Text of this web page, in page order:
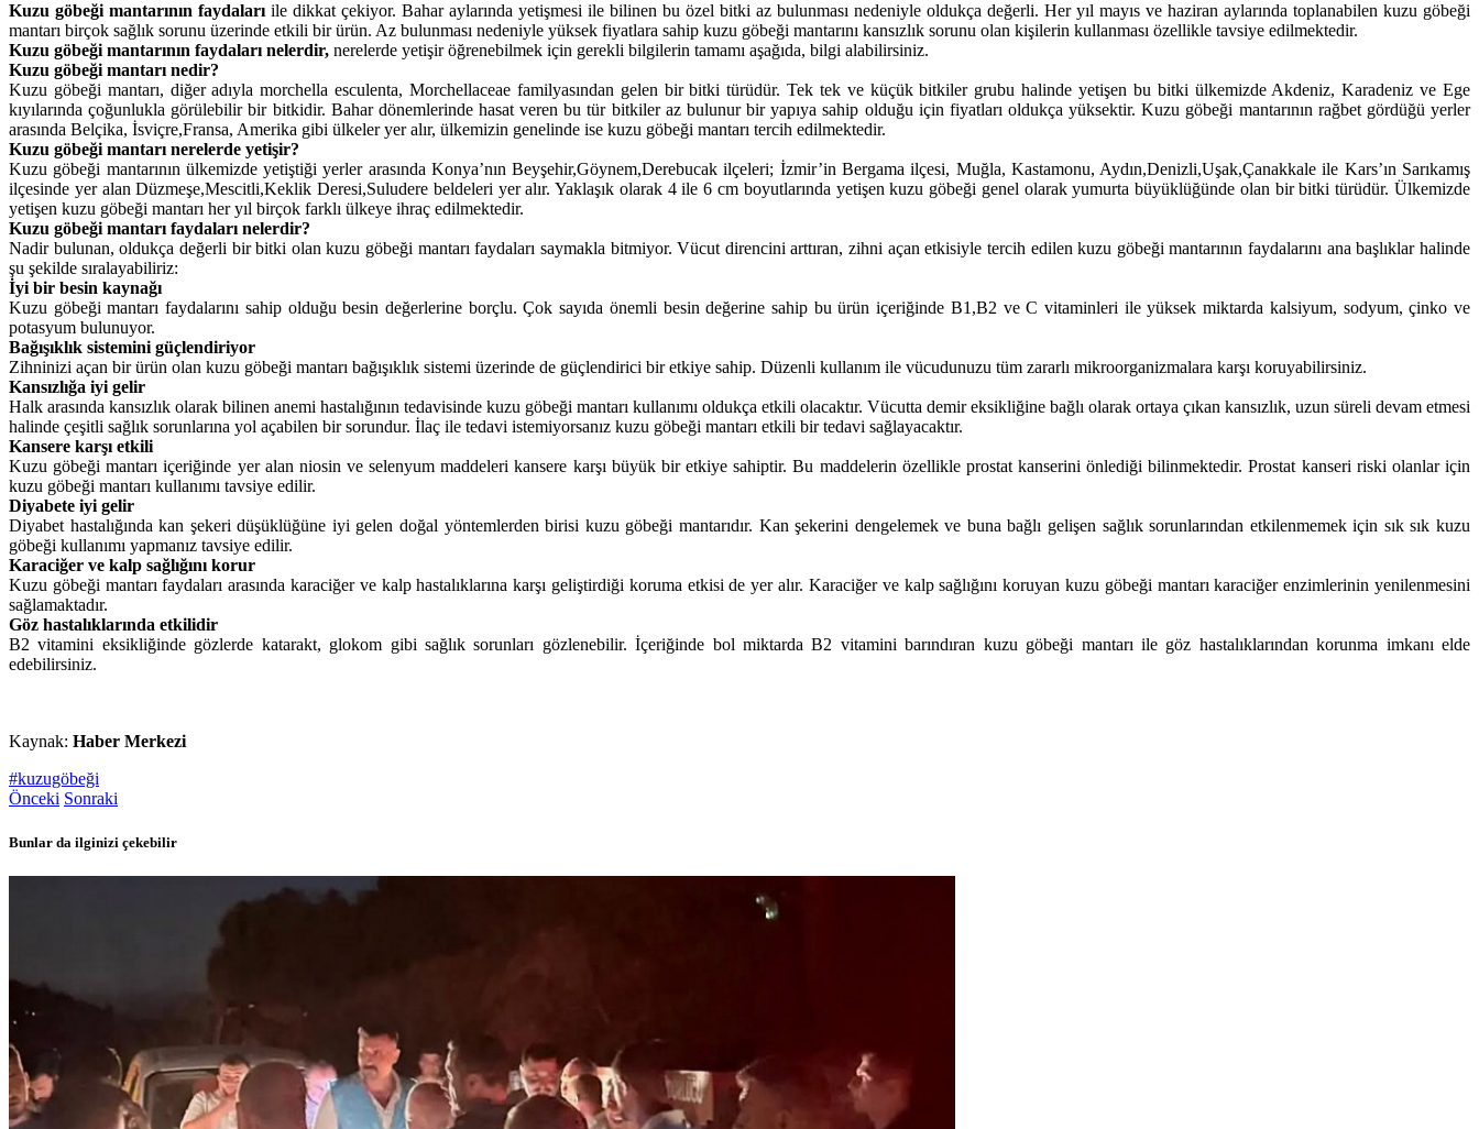
Kuzu göbeği mantarının faydalarıile dikkat çekiyor. Bahar aylarında yetişmesi ile bilinen bu özel bitki az bulunması nedeniyle oldukça değerli. Her yıl mayıs ve haziran aylarında toplanabilen kuzu göbeği
mantarı birçok sağlık sorunu üzerinde etkili bir ürün. Az bulunması nedeniyle yüksek fiyatlara sahip kuzu göbeği mantarını kansızlık sorunu olan kişilerin kullanması özellikle tavsiye edilmektedir.
Kuzu göbeği mantarının faydaları nelerdir, nerelerde yetişir öğrenebilmek için gerekli bilgilerin tamamı aşağıda, bilgi alabilirsiniz.
Kuzu göbeği mantarı nedir?
Kuzu göbeği mantarı, diğer adıyla morchella esculenta, Morchellaceae familyasından gelen bir bitki türüdür. Tek tek ve küçük bitkiler grubu halinde yetişen bu bitki ülkemizde Akdeniz, Karadeniz ve Ege
kıyılarında çoğunlukla görülebilir bir bitkidir. Bahar dönemlerinde hasat veren bu tür bitkiler az bulunur bir yapıya sahip olduğu için fiyatları oldukça yüksektir. Kuzu göbeği mantarının rağbet gördüğü yerler
arasında Belçika, İsviçre,Fransa, Amerika gibi ülkeler yer alır, ülkemizin genelinde ise kuzu göbeği mantarı tercih edilmektedir.
Kuzu göbeği mantarı nerelerde yetişir?
Kuzu göbeği mantarının ülkemizde yetiştiği yerler arasında Konya’nın Beyşehir,Göynem,Derebucak ilçeleri; İzmir’in Bergama ilçesi, Muğla, Kastamonu, Aydın,Denizli,Uşak,Çanakkale ile Kars’ın Sarıkamış
ilçesinde yer alan Düzmeşe,Mescitli,Keklik Deresi,Suludere beldeleri yer alır. Yaklaşık olarak 4 ile 6 cm boyutlarında yetişen kuzu göbeği genel olarak yumurta büyüklüğünde olan bir bitki türüdür. Ülkemizde
yetişen kuzu göbeği mantarı her yıl birçok farklı ülkeye ihraç edilmektedir.
Kuzu göbeği mantarı faydaları nelerdir?
Nadir bulunan, oldukça değerli bir bitki olan kuzu göbeği mantarı faydaları saymakla bitmiyor. Vücut direncini arttıran, zihni açan etkisiyle tercih edilen kuzu göbeği mantarının faydalarını ana başlıklar halinde
şu şekilde sıralayabiliriz:
İyi bir besin kaynağı
Kuzu göbeği mantarı faydalarını sahip olduğu besin değerlerine borçlu. Çok sayıda önemli besin değerine sahip bu ürün içeriğinde B1,B2 ve C vitaminleri ile yüksek miktarda kalsiyum, sodyum, çinko ve
potasyum bulunuyor.
Bağışıklık sistemini güçlendiriyor
Zihninizi açan bir ürün olan kuzu göbeği mantarı bağışıklık sistemi üzerinde de güçlendirici bir etkiye sahip. Düzenli kullanım ile vücudunuzu tüm zararlı mikroorganizmalara karşı koruyabilirsiniz.
Kansızlığa iyi gelir
Halk arasında kansızlık olarak bilinen anemi hastalığının tedavisinde kuzu göbeği mantarı kullanımı oldukça etkili olacaktır. Vücutta demir eksikliğine bağlı olarak ortaya çıkan kansızlık, uzun süreli devam etmesi
halinde çeşitli sağlık sorunlarına yol açabilen bir sorundur. İlaç ile tedavi istemiyorsanız kuzu göbeği mantarı etkili bir tedavi sağlayacaktır.
Kansere karşı etkili
Kuzu göbeği mantarı içeriğinde yer alan niosin ve selenyum maddeleri kansere karşı büyük bir etkiye sahiptir. Bu maddelerin özellikle prostat kanserini önlediği bilinmektedir. Prostat kanseri riski olanlar için
kuzu göbeği mantarı kullanımı tavsiye edilir.
Diyabete iyi gelir
Diyabet hastalığında kan şekeri düşüklüğüne iyi gelen doğal yöntemlerden birisi kuzu göbeği mantarıdır. Kan şekerini dengelemek ve buna bağlı gelişen sağlık sorunlarından etkilenmemek için sık sık kuzu
göbeği kullanımı yapmanız tavsiye edilir.
Karaciğer ve kalp sağlığını korur
Kuzu göbeği mantarı faydaları arasında karaciğer ve kalp hastalıklarına karşı geliştirdiği koruma etkisi de yer alır. Karaciğer ve kalp sağlığını koruyan kuzu göbeği mantarı karaciğer enzimlerinin yenilenmesini
sağlamaktadır.
Göz hastalıklarında etkilidir
B2 vitamini eksikliğinde gözlerde katarakt, glokom gibi sağlık sorunları gözlenebilir. İçeriğinde bol miktarda B2 vitamini barındıran kuzu göbeği mantarı ile göz hastalıklarından korunma imkanı elde
edebilirsiniz.
Kaynak: Haber Merkezi
#kuzugöbeği
Önceki Sonraki
Bunlar da ilginizi çekebilir